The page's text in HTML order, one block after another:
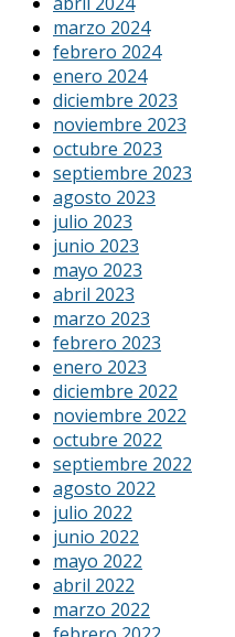
marzo 2024
febrero 2024
enero 2024
diciembre 2023
noviembre 2023
octubre 2023
septiembre 2023
agosto 2023
julio 2023
junio 2023
mayo 2023
abril 2023
marzo 2023
febrero 2023
enero 2023
diciembre 2022
noviembre 2022
octubre 2022
septiembre 2022
agosto 2022
julio 2022
junio 2022
mayo 2022
abril 2022
marzo 2022